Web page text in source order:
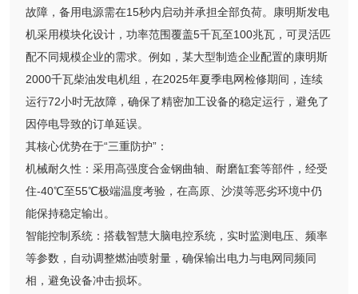
故障，备用电源需在15秒内启动并承担全部负荷。康明斯发电
机采用模块化设计，功率范围覆盖5千瓦至100兆瓦，可灵活匹
配不同规模企业的需求。例如，某大型制造企业配置的康明斯
2000千瓦柴油发电机组，在2025年夏季电网检修期间，连续
运行72小时无故障，确保了精密加工设备的稳定运行，避免了
因停电导致的订单延误。
其核心优势在于“三重防护”：
机械耐久性：采用高强度合金钢曲轴、耐磨缸套等部件，经受
住-40℃至55℃极端温度考验，在高原、沙漠等恶劣环境中仍
能保持稳定输出。
智能控制系统：搭载智慧大脑电控系统，实时监测电压、频率
等参数，自动调整燃油喷射量，确保输出电力与电网同频同
相，避免设备冲击损坏。